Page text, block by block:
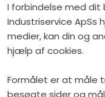
I forbindelse med
Industriservice ApSs
medier, kan din og
hjælp af cookies.
Formålet er at måle